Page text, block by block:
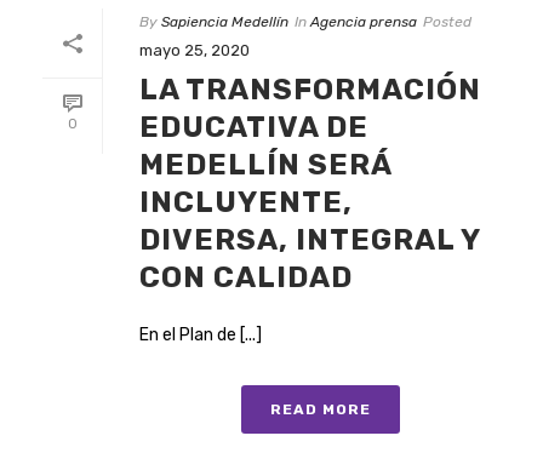
0
By Sapiencia Medellín In Agencia prensa Posted
mayo 25, 2020
LA TRANSFORMACIÓN
EDUCATIVA DE
MEDELLÍN SERÁ
INCLUYENTE,
DIVERSA, INTEGRAL Y
CON CALIDAD
En el Plan de [...]
READ MORE